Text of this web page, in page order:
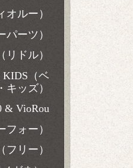
オルー）
パーツ）
リドル）
KIDS（ベ
キッズ）
& VioRou
フォー）
フリー）